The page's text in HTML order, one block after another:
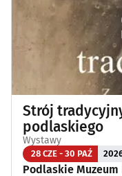
Strój
podlaskiego
Wystawy
28 CZE - 30 PAŹ
Podlaskie